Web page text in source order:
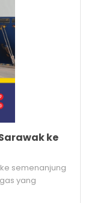
ke
semenanjung
yang